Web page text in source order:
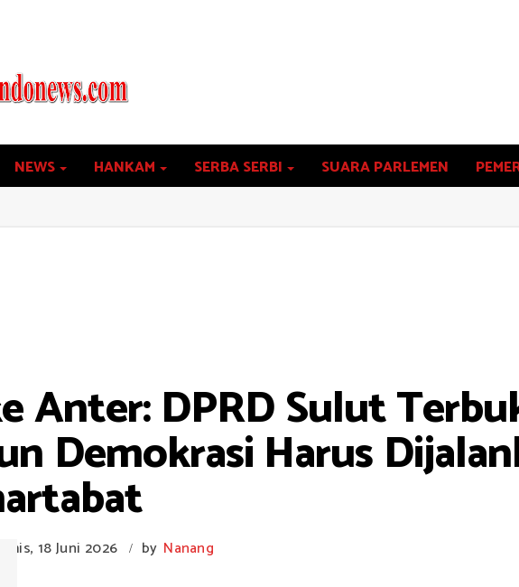
NEWS HANKAM SERBA SERBI SUARA PARLEMEN
Anter: DPRD Sulut
Demokrasi Harus
Kamis, 18 Juni 2026 / by Nanang